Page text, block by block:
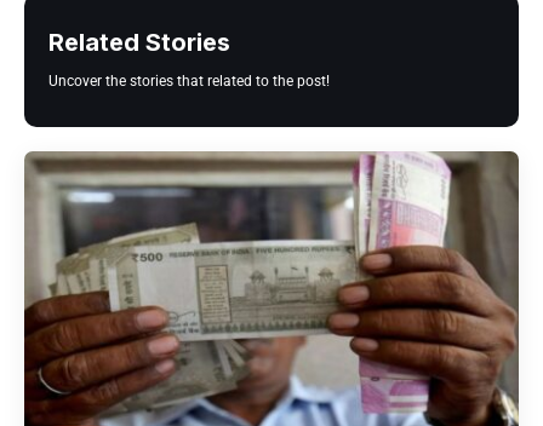
Related Stories
Uncover the stories that related to the post!